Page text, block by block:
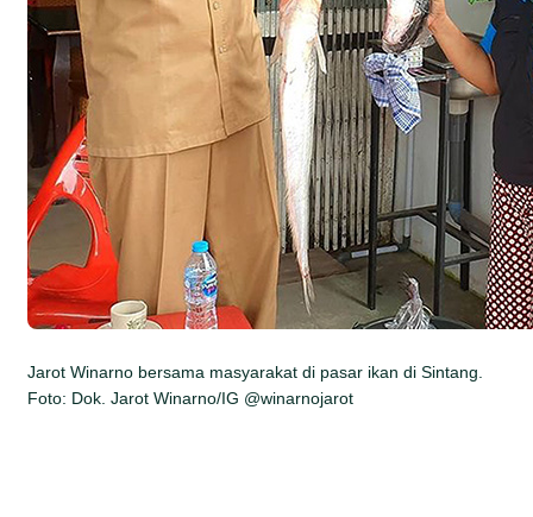
Jarot Winarno bersama masyarakat di pasar ikan di Sintang.
Foto: Dok. Jarot Winarno/IG @winarnojarot